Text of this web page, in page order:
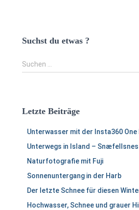
Suchst du etwas ?
S
u
n
Suchen …
Letzte Beiträge
Unterwasser mit der Insta360 One
Unterwegs in Island – Snæfellsnes
Naturfotografie mit Fuji
Sonnenuntergang in der Harb
Der letzte Schnee für diesen
Hochwasser, Schnee und grauer